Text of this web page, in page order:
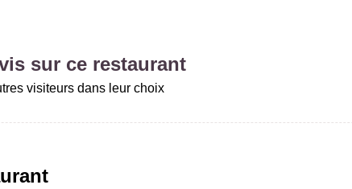
sur ce restaurant
visiteurs dans leur choix